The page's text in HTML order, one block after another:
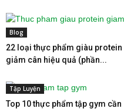
Blog
22 loại thực phẩm giàu protein
giảm cân hiệu quả (phần...
Tập Luyện
Top 10 thực phẩm tập gym cần